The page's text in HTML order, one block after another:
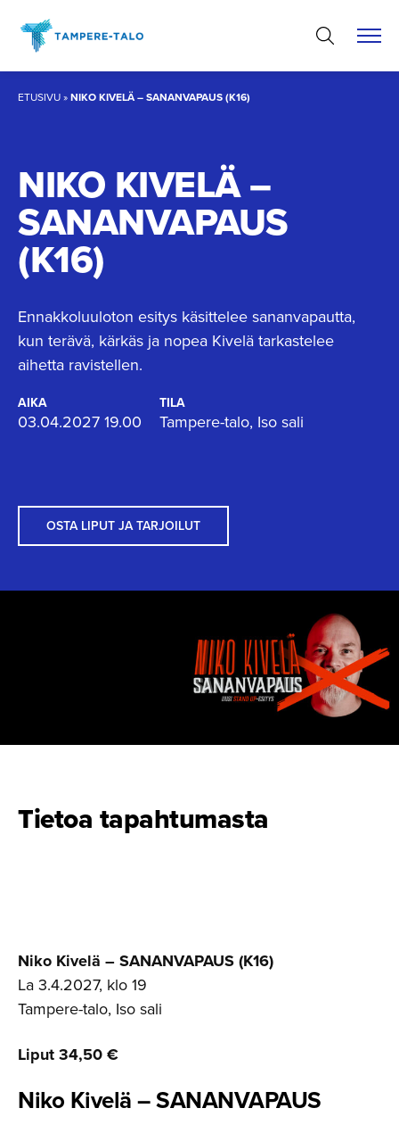
sisältöön
ETUSIVU»NIKO KIVELÄ – SANANVAPAUS (K16)
NIKO KIVELÄ –
SANANVAPAUS
(K16)
Ennakkoluuloton esitys käsittelee sananvapautta,
kun terävä, kärkäs ja nopea Kivelä tarkastelee
aihetta ravistellen.
AIKA
03.04.2027 19.00
TILA
Tampere-talo, Iso sali
OSTA LIPUT JA TARJOILUT
Tietoa tapahtumasta
Niko Kivelä – SANANVAPAUS (K16)
La 3.4.2027, klo 19
Tampere-talo, Iso sali
Liput 34,50 €
Niko Kivelä – SANANVAPAUS